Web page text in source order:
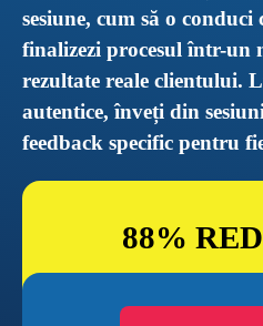
sesiune, cum să o
finalizezi procesul într-un
rezultate reale clientului.
autentice, înveți din
feedback specific pentru
88%